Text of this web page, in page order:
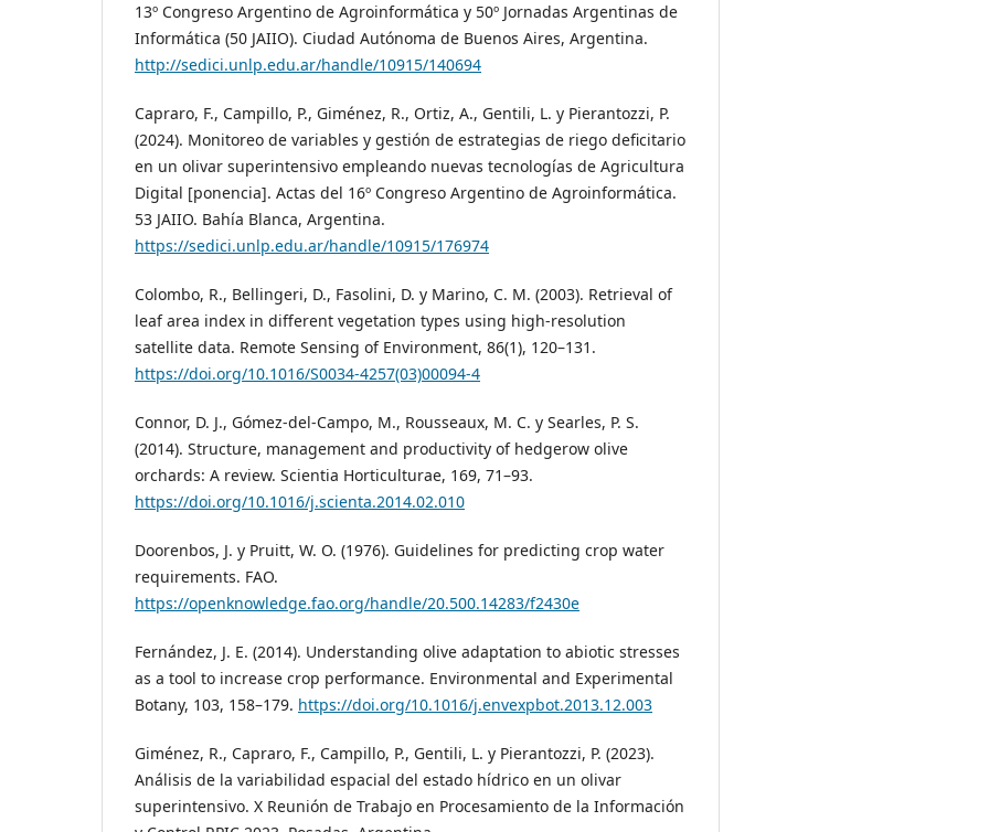
13º Congreso Argentino de Agroinformática y 50º Jornadas Argentinas de
Informática (50 JAIIO). Ciudad Autónoma de Buenos Aires, Argentina.
http://sedici.unlp.edu.ar/handle/10915/140694
Capraro, F., Campillo, P., Giménez, R., Ortiz, A., Gentili, L. y Pierantozzi, P.
(2024). Monitoreo de variables y gestión de estrategias de riego deficitario
en un olivar superintensivo empleando nuevas tecnologías de Agricultura
Digital [ponencia]. Actas del 16º Congreso Argentino de Agroinformática.
53 JAIIO. Bahía Blanca, Argentina.
https://sedici.unlp.edu.ar/handle/10915/176974
Colombo, R., Bellingeri, D., Fasolini, D. y Marino, C. M. (2003). Retrieval of
leaf area index in different vegetation types using high-resolution
satellite data. Remote Sensing of Environment, 86(1), 120–131.
https://doi.org/10.1016/S0034-4257(03)00094-4
Connor, D. J., Gómez-del-Campo, M., Rousseaux, M. C. y Searles, P. S.
(2014). Structure, management and productivity of hedgerow olive
orchards: A review. Scientia Horticulturae, 169, 71–93.
https://doi.org/10.1016/j.scienta.2014.02.010
Doorenbos, J. y Pruitt, W. O. (1976). Guidelines for predicting crop water
requirements. FAO.
https://openknowledge.fao.org/handle/20.500.14283/f2430e
Fernández, J. E. (2014). Understanding olive adaptation to abiotic stresses
as a tool to increase crop performance. Environmental and Experimental
Botany, 103, 158–179. https://doi.org/10.1016/j.envexpbot.2013.12.003
Giménez, R., Capraro, F., Campillo, P., Gentili, L. y Pierantozzi, P. (2023).
Análisis de la variabilidad espacial del estado hídrico en un olivar
superintensivo. X Reunión de Trabajo en Procesamiento de la Información